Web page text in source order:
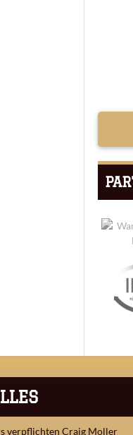
verpflichten Craig Moller